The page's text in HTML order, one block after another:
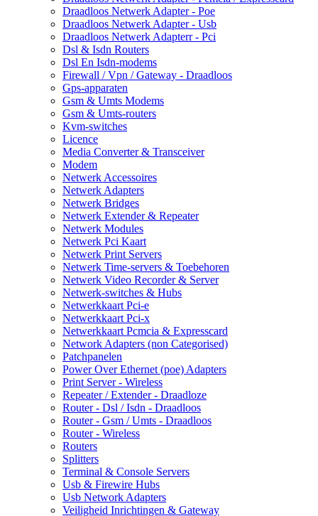
Draadloos Netwerk Adapter - Poe
Draadloos Netwerk Adapter - Usb
Draadloos Netwerk Adapterr - Pci
Dsl & Isdn Routers
Dsl En Isdn-modems
Firewall / Vpn / Gateway - Draadloos
Gps-apparaten
Gsm & Umts Modems
Gsm & Umts-routers
Kvm-switches
Licence
Media Converter & Transceiver
Modem
Netwerk Accessoires
Netwerk Adapters
Netwerk Bridges
Netwerk Extender & Repeater
Netwerk Modules
Netwerk Pci Kaart
Netwerk Print Servers
Netwerk Time-servers & Toebehoren
Netwerk Video Recorder & Server
Netwerk-switches & Hubs
Netwerkkaart Pci-e
Netwerkkaart Pci-x
Netwerkkaart Pcmcia & Expresscard
Network Adapters (non Categorised)
Patchpanelen
Power Over Ethernet (poe) Adapters
Print Server - Wireless
Repeater / Extender - Draadloze
Router - Dsl / Isdn - Draadloos
Router - Gsm / Umts - Draadloos
Router - Wireless
Routers
Splitters
Terminal & Console Servers
Usb & Firewire Hubs
Usb Network Adapters
Veiligheid Inrichtingen & Gateway